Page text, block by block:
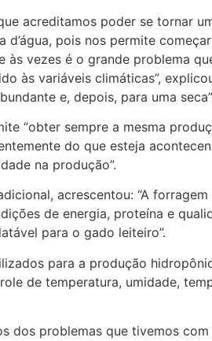
acreditamos poder se tornar
d’água, pois nos permite
às vezes é o grande problema
às variáveis climáticas”,
e, depois, para uma
“obter sempre a mesma
do que esteja
na produção”.
acrescentou: “A
de energia, proteína e
para o gado leiteiro”.
para a produção
de temperatura, umidade,
dos problemas que tivemos